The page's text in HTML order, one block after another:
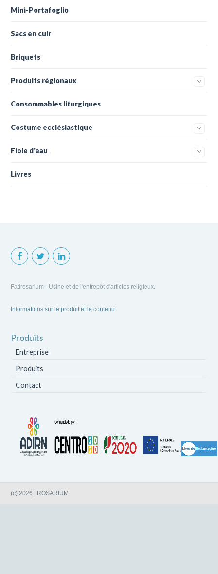
Mini-Portafoglio
Sacs en cuir
Briquets
Produits régionaux
Consommables liturgiques
Costume ecclésiastique
Fiole d'eau
Livres
Fatirosarium - Usine et de l'entrepôt d'articles religieux.
Informations sur le produit et le contenu
Produits
Entreprise
Produits
Contact
(c) 2026 | ROSARIUM